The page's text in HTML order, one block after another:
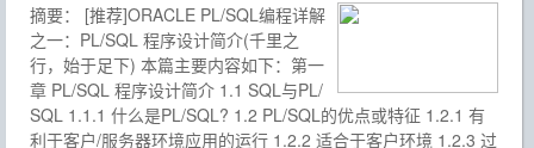
摘要： [推荐]ORACLE PL/SQL编程详解
之一：PL/SQL 程序设计简介(千里之
行，始于足下) 本篇主要内容如下：第一
章 PL/SQL 程序设计简介 1.1 SQL与PL/
SQL 1.1.1 什么是PL/SQL? 1.2 PL/SQL的优点或特征 1.2.1 有
利于客户/服务器环境应用的运行 1.2.2 适合于客户环境 1.2.3 过